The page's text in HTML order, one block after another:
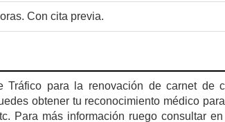
Con cita previa.
Tráfico para la renovación de carnet de
obtener tu reconocimiento médico
Para más información ruego consultar